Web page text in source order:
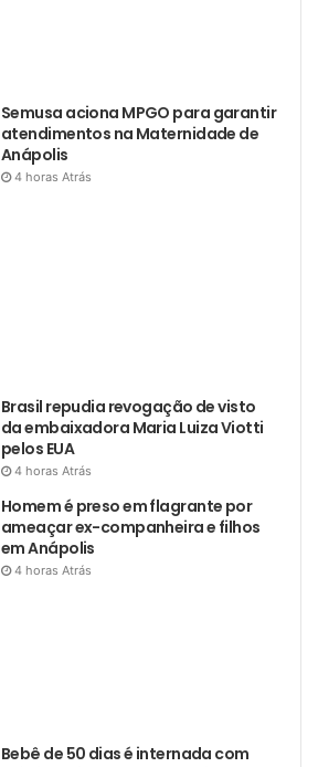
Semusa aciona MPGO para garantir
atendimentos na Maternidade de
Anápolis
4 horas Atrás
Brasil repudia revogação de visto
da embaixadora Maria Luiza Viotti
pelos EUA
4 horas Atrás
Homem é preso em flagrante por
ameaçar ex-companheira e filhos
em Anápolis
4 horas Atrás
Bebê de 50 dias é internada com